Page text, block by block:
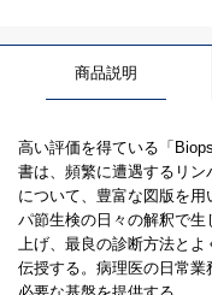
商品説明
高い評価を得ている「
書は、頻繁に遭遇するリ
について、豊富な図版を
パ節生検の日々の解釈で生
上げ、最良の診断方法と
伝授する。病理医の日常